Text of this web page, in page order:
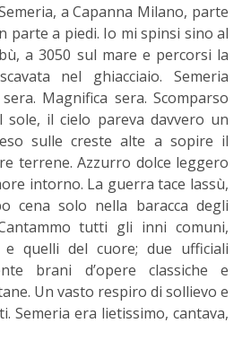
a Capanna Milano, parte
parte a piedi. Io mi spinsi sino al
a 3050 sul mare e percorsi la
nel ghiacciaio. Semeria
Magnifica sera. Scomparso
sole, il cielo pareva davvero un
sulle creste alte a sopire il
terrene. Azzurro dolce leggero
intorno. La guerra tace lassù,
cena solo nella baracca degli
tutti gli inni comuni,
quelli del cuore; due ufficiali
brani d’opere classiche e
Un vasto respiro di sollievo e
Semeria era lietissimo, cantava,